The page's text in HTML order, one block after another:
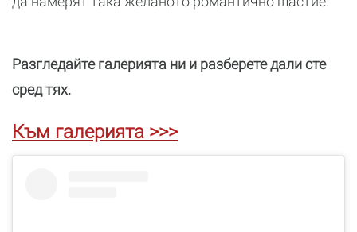
Разгледайте галерията ни и разберете дали сте
сред тях.
Към галерията >>>